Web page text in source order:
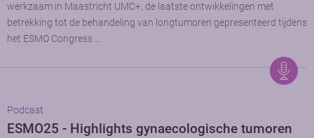
werkzaam in Maastricht UMC+, de laatste ontwikkelingen met
betrekking tot de behandeling van longtumoren gepresenteerd tijdens
het ESMO Congress …
Podcast
ESMO25 - Highlights gynaecologische tumoren